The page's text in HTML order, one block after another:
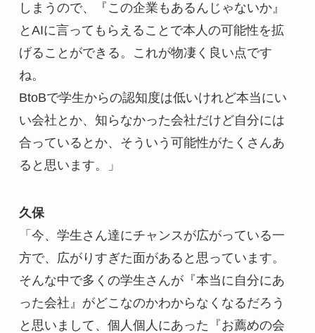
しまうので、『この企業もあるんじゃないか』
とAIに言ってもらえることで本人の可能性を拡
げることができる。これが物凄く良い点です
ね。
BtoBで学生からの認知度は低いけれど本当にい
い会社とか、知らなかった会社だけど自分には
合っているとか、そういう可能性がたくさんあ
ると思います。」
久保
「今、学生さん達にチャンスが広がっている一
方で、広がりすぎた面があると思っています。
そんな中で多くの学生さんが『本当に自分にあ
った会社』がどこなのかわからなくなるだろう
と思いまして、個人個人にあった『お薦めの会